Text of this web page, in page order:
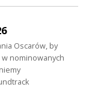
Oscarów, by
nominowanych